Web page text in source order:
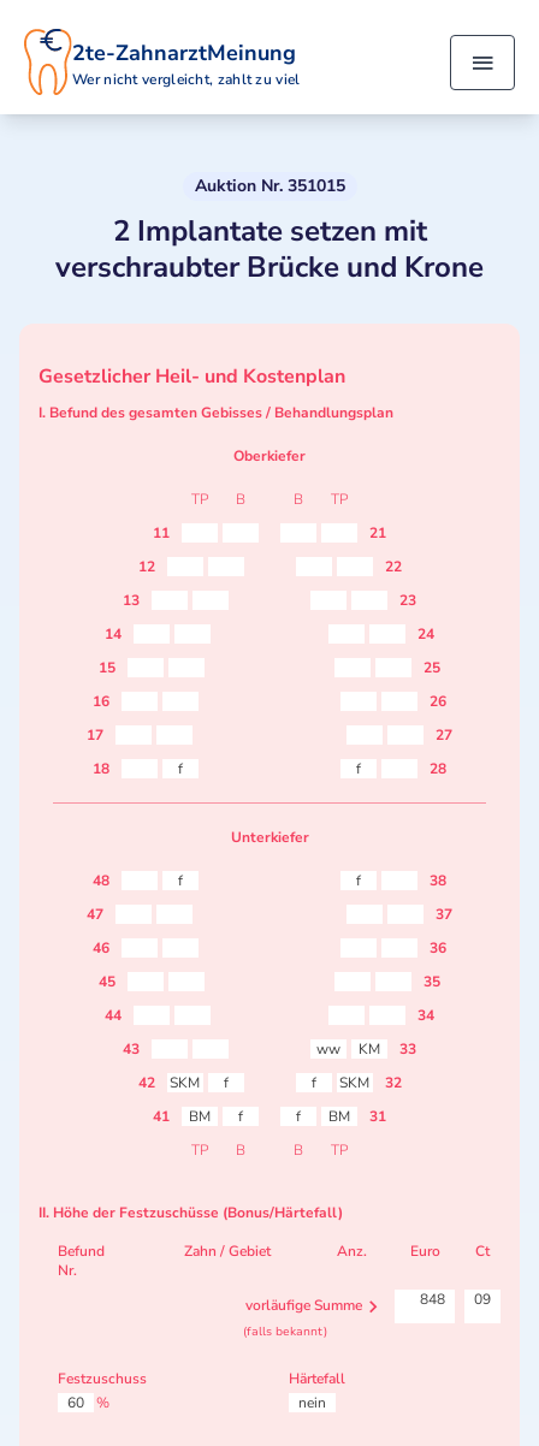
2te-ZahnarztMeinung
Wer nicht vergleicht, zahlt zu viel
Auktion Nr. 351015
2 Implantate setzen mit
verschraubter Brücke und Krone
Gesetzlicher Heil- und Kostenplan
I. Befund des gesamten Gebisses / Behandlungsplan
Oberkiefer
TP B B
TP
11
21
12
22
13
23
14
24
15
25
16
26
17
27
18
f f 28
Unterkiefer
48 f f
38
47
37
46
36
45
35
44
34
43
ww KM
33
42
SKM f f SKM
32
41
BM f f BM
31
TP
B B TP
II. Höhe der Festzuschüsse (Bonus/Härtefall)
Befund
Nr.
Zahn / Gebiet Anz. Euro Ct
vorläufige Summe 848 09
(falls bekannt)
Festzuschuss
60
%
Härtefall
nein